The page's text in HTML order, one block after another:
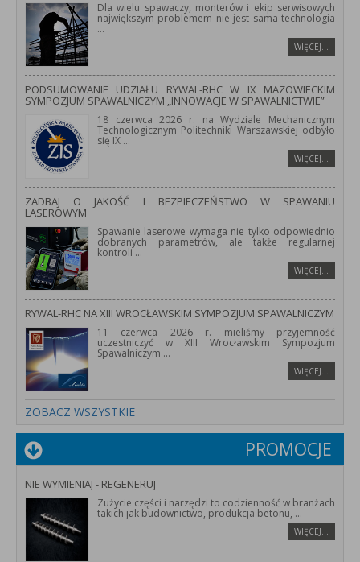
Dla wielu spawaczy, monterów i ekip serwisowych
największym problemem nie jest sama technologia
...
WIĘCEJ…
PODSUMOWANIE UDZIAŁU RYWAL-RHC W IX MAZOWIECKIM
SYMPOZJUM SPAWALNICZYM „INNOWACJE W SPAWALNICTWIE”
18 czerwca 2026 r. na Wydziale Mechanicznym
Technologicznym Politechniki Warszawskiej odbyło
się IX ...
WIĘCEJ…
ZADBAJ O JAKOŚĆ I BEZPIECZEŃSTWO W SPAWANIU
LASEROWYM
Spawanie laserowe wymaga nie tylko odpowiednio
dobranych parametrów, ale także regularnej
kontroli...
WIĘCEJ…
RYWAL-RHC NA XIII WROCŁAWSKIM SYMPOZJUM SPAWALNICZYM
11 czerwca 2026 r. mieliśmy przyjemność
uczestniczyć w XIII Wrocławskim Sympozjum
Spawalniczym ...
WIĘCEJ…
ZOBACZ WSZYSTKIE
PROMOCJE
NIE WYMIENIAJ - REGENERUJ
Zużycie części i narzędzi to codzienność w branżach
takich jak budownictwo, produkcja betonu, ...
WIĘCEJ…